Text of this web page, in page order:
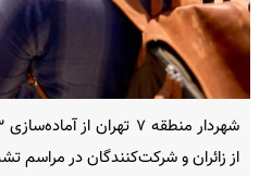
از زائران و شرکت‌کنندگان در مراسم